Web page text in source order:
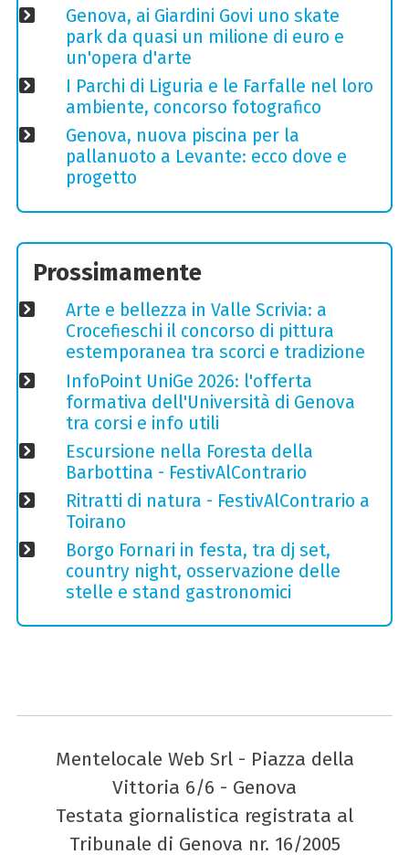
Genova, ai Giardini Govi uno skate
park da quasi un milione di euro e
un'opera d'arte
I Parchi di Liguria e le Farfalle nel loro
ambiente, concorso fotografico
Genova, nuova piscina per la
pallanuoto a Levante: ecco dove e
progetto
Prossimamente
Arte e bellezza in Valle Scrivia: a
Crocefieschi il concorso di pittura
estemporanea tra scorci e tradizione
InfoPoint UniGe 2026: l'offerta
formativa dell'Università di Genova
tra corsi e info utili
Escursione nella Foresta della
Barbottina - FestivAlContrario
Ritratti di natura - FestivAlContrario a
Toirano
Borgo Fornari in festa, tra dj set,
country night, osservazione delle
stelle e stand gastronomici
Mentelocale Web Srl - Piazza della
Vittoria 6/6 - Genova
Testata giornalistica registrata al
Tribunale di Genova nr. 16/2005